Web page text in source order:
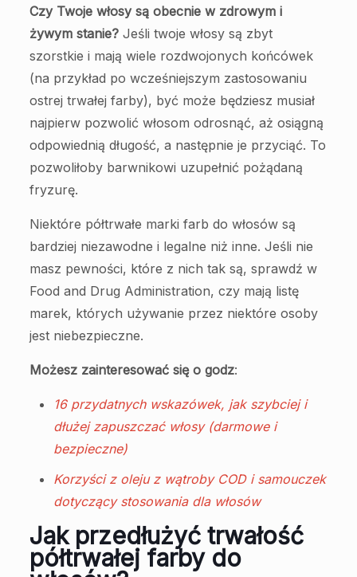
Czy Twoje włosy są obecnie w zdrowym i
żywym stanie?Jeśli twoje włosy są zbyt
szorstkie i mają wiele rozdwojonych końcówek
(na przykład po wcześniejszym zastosowaniu
ostrej trwałej farby), być może będziesz musiał
najpierw pozwolić włosom odrosnąć, aż osiągną
odpowiednią długość, a następnie je przyciąć. To
pozwoliłoby barwnikowi uzupełnić pożądaną
fryzurę.
Niektóre półtrwałe marki farb do włosów są
bardziej niezawodne i legalne niż inne. Jeśli nie
masz pewności, które z nich tak są, sprawdź w
Food and Drug Administration, czy mają listę
marek, których używanie przez niektóre osoby
jest niebezpieczne.
Możesz zainteresować się o godz:
16 przydatnych wskazówek, jak szybciej i
dłużej zapuszczać włosy (darmowe i
bezpieczne)
Korzyści z oleju z wątroby COD i samouczek
dotyczący stosowania dla włosów
Jak przedłużyć trwałość
półtrwałej farby do